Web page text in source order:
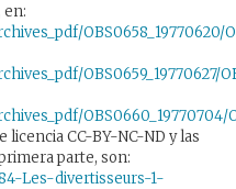
en:
OBS0658_19770620/
OBS0659_19770627/
OBS0660_19770704/
licencia CC-BY-NC-ND y las
parte, son:
Les-divertisseurs-1-